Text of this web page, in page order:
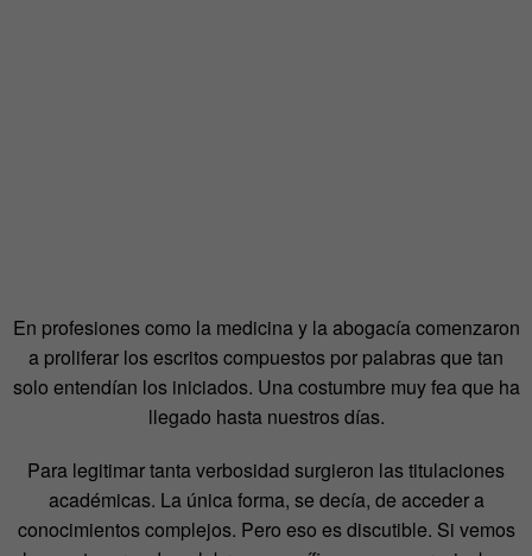
En profesiones como la medicina y la abogacía comenzaron
a proliferar los escritos compuestos por palabras que tan
solo entendían los iniciados. Una costumbre muy fea que ha
llegado hasta nuestros días.
Para legitimar tanta verbosidad surgieron las titulaciones
académicas. La única forma, se decía, de acceder a
conocimientos complejos. Pero eso es discutible. Si vemos